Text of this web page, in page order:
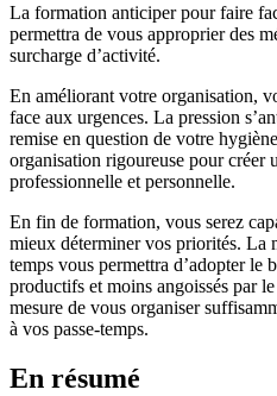
La formation anticiper pour faire
permettra de vous approprier des
surcharge d’activité.
En améliorant votre organisation,
face aux urgences. La pression
remise en question de votre
organisation rigoureuse pour créer
professionnelle et personnelle.
En fin de formation, vous serez
mieux déterminer vos priorités. La
temps vous permettra d’adopter le
productifs et moins angoissés par
mesure de vous organiser
à vos passe-temps.
En résumé